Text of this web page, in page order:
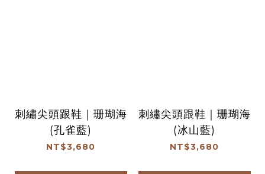
刺繡尖頭跟鞋｜珊瑚海
(孔雀藍)
NT$3,680
刺繡尖頭跟鞋｜珊瑚海
(冰山藍)
NT$3,680